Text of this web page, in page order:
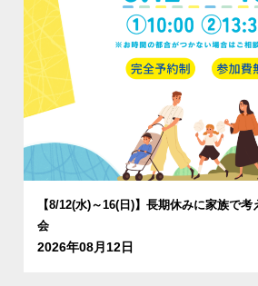
【8/12(水)～16(日)】長期休みに家族で
会
2026年08月12日